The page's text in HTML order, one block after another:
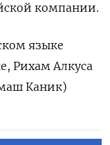
компании.
языке
Рихам Алкуса
Каник)